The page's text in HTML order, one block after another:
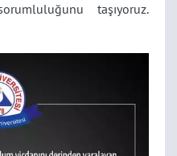
taşıyoruz.